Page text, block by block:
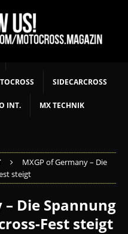
MX YOUTH
MASTERS MOTOCROSS INT
SIDECARCROSS
INT. MX TECHNIK
MXGP of Germany – Die
steigt
– Die Spannung
Fest steigt